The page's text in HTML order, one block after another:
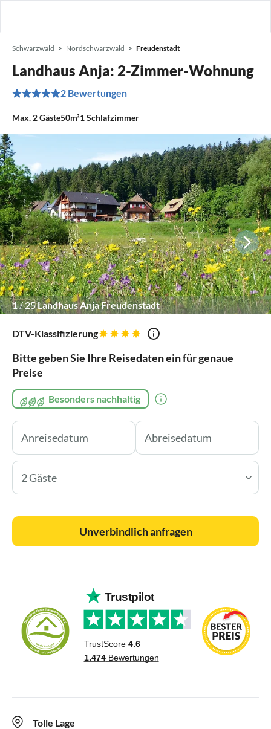
Schwarzwald Nordschwarzwald Freudenstadt
Landhaus Anja: 2-Zimmer-Wohnung
2 Bewertungen
Max. 2Gäste50m²1Schlafzimmer
1/25Landhaus Anja Freudenstadt
DTV-Klassifizierung
Bitte geben Sie Ihre Reisedaten ein für genaue
Preise
Besonders nachhaltig
2 Gäste
Unverbindlich anfragen
Tolle Lage